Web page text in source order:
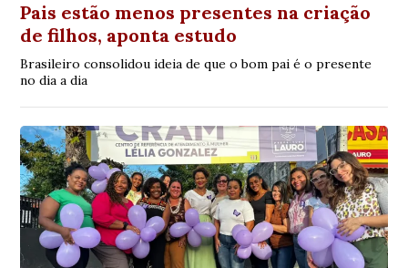
Pais estão menos presentes na criação
de filhos, aponta estudo
Brasileiro consolidou ideia de que o bom pai é o presente
no dia a dia